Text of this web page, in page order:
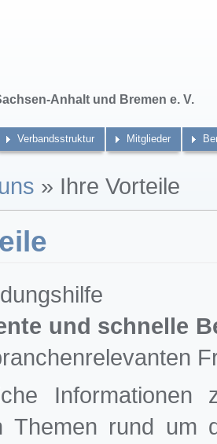
Anhalt und Bremen e. V.
Verbandsstruktur Mitglieder
» Ihre Vorteile
und schnelle
Informationen
Themen rund um